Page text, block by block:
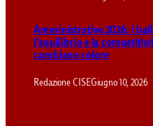
Amministrative 2026: i
l’equilibrio e la
cambiano colore
Redazione CISEGiugno 10, 2026